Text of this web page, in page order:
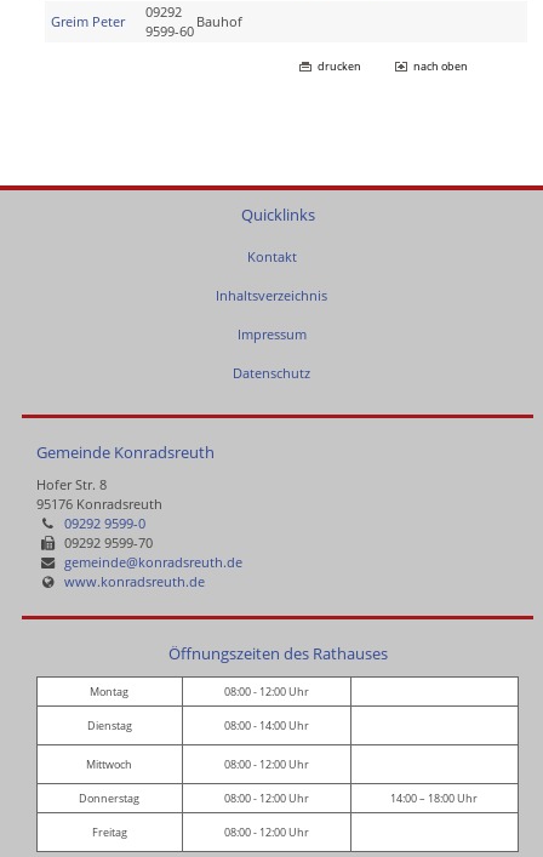
Greim Peter
09292
9599-60
Bauhof
drucken nach oben
Quicklinks
Kontakt
Inhaltsverzeichnis
Impressum
Datenschutz
Gemeinde Konradsreuth
Hofer Str. 8
95176 Konradsreuth
09292 9599-0
09292 9599-70
gemeinde@konradsreuth.de
www.konradsreuth.de
Öffnungszeiten des Rathauses
Montag 08:00 - 12:00 Uhr
Dienstag 08:00 - 14:00 Uhr
Mittwoch 08:00 - 12:00 Uhr
Donnerstag 08:00 - 12:00 Uhr 14:00 – 18:00 Uhr
Freitag 08:00 - 12:00 Uhr